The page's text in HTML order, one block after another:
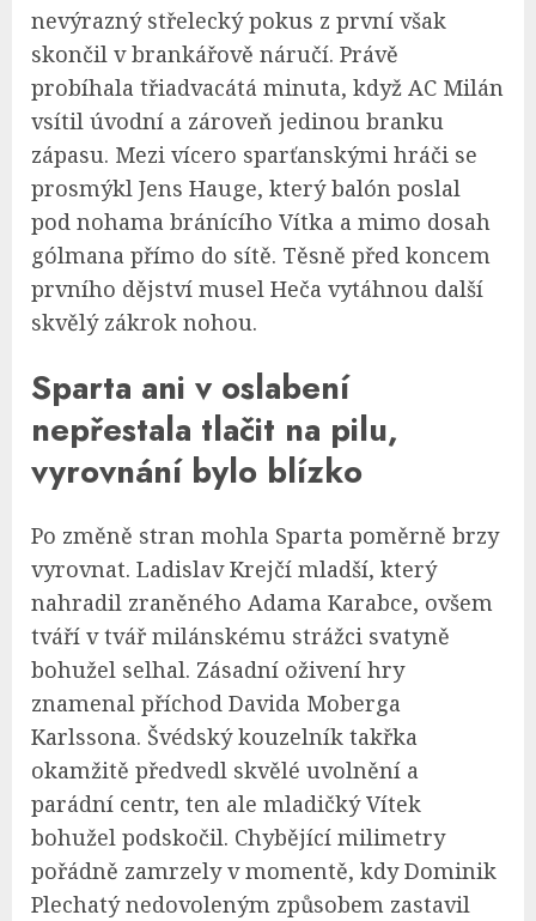
nevýrazný střelecký pokus z první však
skončil v brankářově náručí. Právě
probíhala třiadvacátá minuta, když AC Milán
vsítil úvodní a zároveň jedinou branku
zápasu. Mezi vícero sparťanskými hráči se
prosmýkl Jens Hauge, který balón poslal
pod nohama bránícího Vítka a mimo dosah
gólmana přímo do sítě. Těsně před koncem
prvního dějství musel Heča vytáhnou další
skvělý zákrok nohou.
Sparta ani v oslabení
nepřestala tlačit na pilu,
vyrovnání bylo blízko
Po změně stran mohla Sparta poměrně brzy
vyrovnat. Ladislav Krejčí mladší, který
nahradil zraněného Adama Karabce, ovšem
tváří v tvář milánskému strážci svatyně
bohužel selhal. Zásadní oživení hry
znamenal příchod Davida Moberga
Karlssona. Švédský kouzelník takřka
okamžitě předvedl skvělé uvolnění a
parádní centr, ten ale mladičký Vítek
bohužel podskočil. Chybějící milimetry
pořádně zamrzely v momentě, kdy Dominik
Plechatý nedovoleným způsobem zastavil